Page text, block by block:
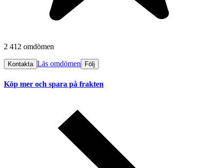
2 412 omdömen
Kontakta Läs omdömen Följ
Köp mer och spara på frakten